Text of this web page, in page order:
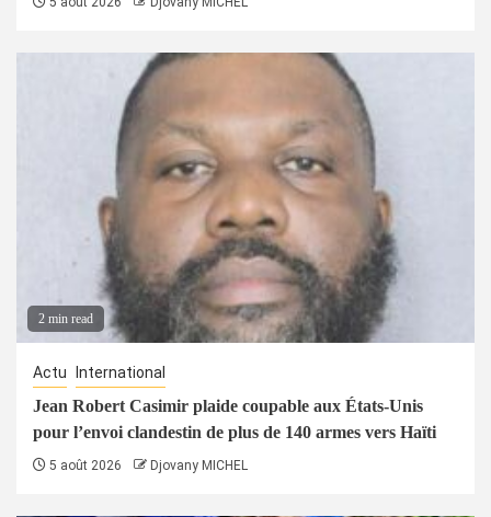
2 min read
Actu International
Jean Robert Casimir plaide coupable aux États-Unis
pour l’envoi clandestin de plus de 140 armes vers Haïti
5 août 2026 Djovany MICHEL